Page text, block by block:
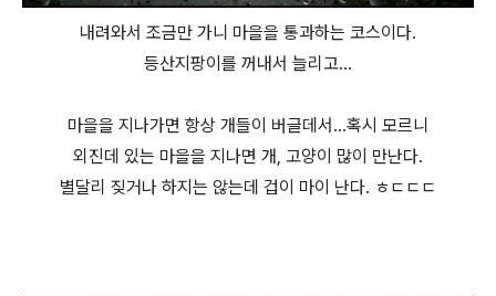
내려와서 조금만 가니 마을을 통과하는 코스이다.
등산지팡이를 꺼내서 늘리고...
마을을 지나가면 항상 개들이 버글데서...혹시 모르니
외진데 있는 마을을 지나면 개, 고양이 많이 만난다.
별달리 짖거나 하지는 않는데 겁이 마이 난다. ㅎㄷㄷㄷ